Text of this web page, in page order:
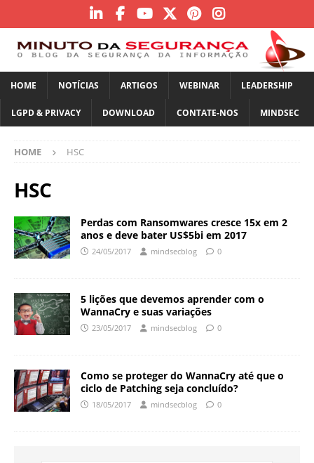
HOME NOTÍCIAS ARTIGOS WEBINAR LEADERSHIP
LGPD & PRIVACY DOWNLOAD CONTATE-NOS MINDSEC
HOME HSC
HSC
Perdas com Ransomwares cresce 15x em 2
anos e deve bater US$5bi em 2017
24/05/2017 mindsecblog 0
5 lições que devemos aprender com o
WannaCry e suas variações
23/05/2017 mindsecblog 0
Como se proteger do WannaCry até que o
ciclo de Patching seja concluído?
18/05/2017 mindsecblog 0